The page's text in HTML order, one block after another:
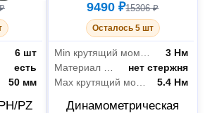
6 шт
есть
50 мм
PZ
9490 ₽15306 ₽
Осталось 5 шт
Min крутящий момент
3 Нм
нет стержня
Max крутящий момент
5.4 Нм
Динамометрическая